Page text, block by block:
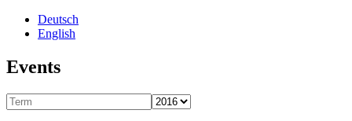
Deutsch
English
Events